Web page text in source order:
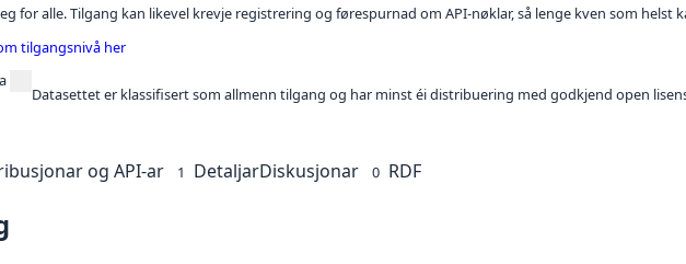
for alle. Tilgang kan likevel krevje registrering og førespurnad om API-nøklar, så lenge kven som helst
tilgangsnivå her
Datasettet er klassifisert som allmenn tilgang og har minst éi distribuering med godkjend open
og API-ar 1 DetaljarDiskusjonar 0 RDF